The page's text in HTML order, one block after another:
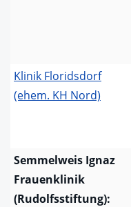
Klinik Floridsdorf
(ehem. KH Nord)
Semmelweis Ignaz
Frauenklinik
(Rudolfsstiftung):